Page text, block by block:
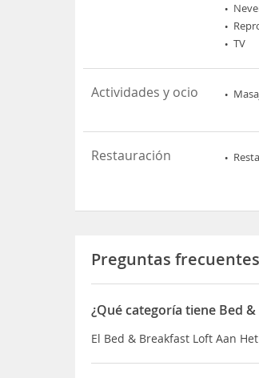
TV
Actividades y ocio
Restauración
Preguntas frecuentes
¿Qué categoría tiene Bed
El Bed & Breakfast Loft Aan